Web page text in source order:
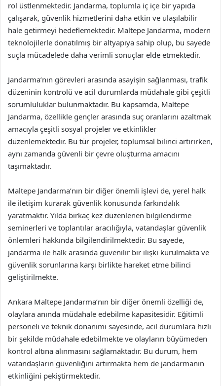
rol üstlenmektedir. Jandarma, toplumla iç içe bir yapıda
çalışarak, güvenlik hizmetlerini daha etkin ve ulaşılabilir
hale getirmeyi hedeflemektedir. Maltepe Jandarma, modern
teknolojilerle donatılmış bir altyapıya sahip olup, bu sayede
suçla mücadelede daha verimli sonuçlar elde etmektedir.
Jandarma’nın görevleri arasında asayişin sağlanması, trafik
düzeninin kontrolü ve acil durumlarda müdahale gibi çeşitli
sorumluluklar bulunmaktadır. Bu kapsamda, Maltepe
Jandarma, özellikle gençler arasında suç oranlarını azaltmak
amacıyla çeşitli sosyal projeler ve etkinlikler
düzenlemektedir. Bu tür projeler, toplumsal bilinci artırırken,
aynı zamanda güvenli bir çevre oluşturma amacını
taşımaktadır.
Maltepe Jandarma’nın bir diğer önemli işlevi de, yerel halk
ile iletişim kurarak güvenlik konusunda farkındalık
yaratmaktır. Yılda birkaç kez düzenlenen bilgilendirme
seminerleri ve toplantılar aracılığıyla, vatandaşlar güvenlik
önlemleri hakkında bilgilendirilmektedir. Bu sayede,
jandarma ile halk arasında güvenilir bir ilişki kurulmakta ve
güvenlik sorunlarına karşı birlikte hareket etme bilinci
geliştirilmekte.
Ankara Maltepe Jandarma’nın bir diğer önemli özelliği de,
olaylara anında müdahale edebilme kapasitesidir. Eğitimli
personeli ve teknik donanımı sayesinde, acil durumlara hızlı
bir şekilde müdahale edebilmekte ve olayların büyümeden
kontrol altına alınmasını sağlamaktadır. Bu durum, hem
vatandaşların güvenliğini artırmakta hem de jandarmanın
etkinliğini pekiştirmektedir.